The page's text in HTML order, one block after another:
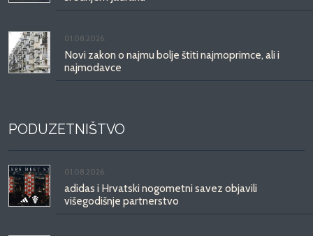
01.08.2026.
Novi zakon o najmu bolje štiti najmoprimce, ali i
najmodavce
PODUZETNIŠTVO
01.08.2026.
adidas i Hrvatski nogometni savez objavili
višegodišnje partnerstvo